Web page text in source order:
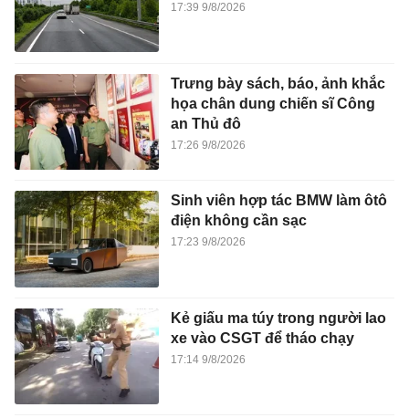
17:39 9/8/2026
Trưng bày sách, báo, ảnh khắc
họa chân dung chiến sĩ Công
an Thủ đô
17:26 9/8/2026
Sinh viên hợp tác BMW làm ôtô
điện không cần sạc
17:23 9/8/2026
Kẻ giấu ma túy trong người lao
xe vào CSGT để tháo chạy
17:14 9/8/2026